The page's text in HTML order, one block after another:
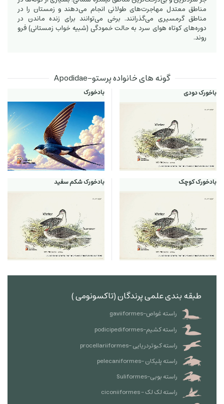
مناطق معتدل مهاجرت‌های طولانی انجام می‌دهند و زمستان را در
مناطق گرمسیری می‌گذرانند. برخی می‌توانند برای زنده ماندن در
دوره‌های کوتاه هوای سرد به حالت خمودگی (شبیه خواب زمستانی) فرو
روند.
گونه های خانواده پرستو-Apodidae
باخورک دودی بادخورک
بادخورک کوچک بادخورک شکم سفید
طبقه بندی علمی پرندگان (تاکسونومی )
راسته غواص-gaviiformes
راسته کشیم-podicipediformes
راسته کبوتردریایی -procellariiformes
راسته پلیکان -pelecaniformes
راسته بوبی-Suliformes
راسته لک لک - ciconiiformes